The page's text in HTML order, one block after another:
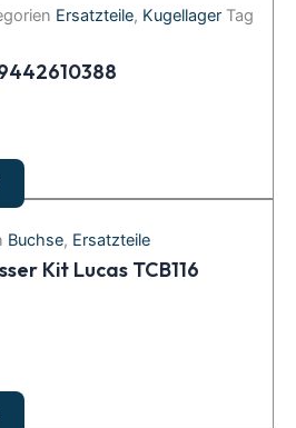
Ersatzteile, Kugellager Tag
Buchse, Ersatzteile
Kit Lucas TCB116